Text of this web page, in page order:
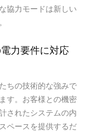
協力モードは新しい
力要件に対応
ちの技術的な強みで
す。お客様との機密
されたシステムの内
ペースを提供するだ